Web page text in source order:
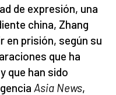
de expresión, una
china, Zhang
en prisión, según su
que ha
y que han sido
Asia News,